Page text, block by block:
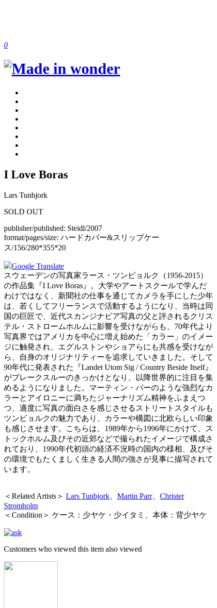
0
I Love Boras
Lars Tunbjork
SOLD OUT
publisher/published: Steidl/2007
format/pages/size: ハードカバー&スリップケー
ス/156/280*355*20
Google Translate
スウェーデンの写真家ラース・ツンビョルク（1956-2015）
の作品集『I Love Boras』。大学やアートスクールで学んだ
わけではなく、新聞社の仕事を通じてカメラを手にした少年
は、若くしてフリーランスで活動するようになり、当時は同
国の巨匠で、近代スカンジナビア写真の父と評されるクリス
テル・ストロームホルムに影響を受けながらも、70年代より
写真界ではアメリカを中心に増え始めた「カラー」のイメー
ジに触発され、エグルストンやショアらにも共感を受けなが
ら、自身のオリジナリティーを追求していきました。そして
90年代に発表された『Landet Utom Sig / Country Beside Itself』
がブレークスルーのきっかけとなり、以降世界的に注目を集
めるようになりました。マーティン・パーのような強烈なカ
ラーとアイロニーに満ちたジャーナリズム精神をふまえつ
つ、適度に写真の面白さを感じさせるストリートスタイルも
ツンビョルクの魅力であり、カラーや構図に北欧らしい印象
も感じさせます。こちらは、1989年から1996年にかけて、ス
トックホルム及びその近郊などで撮られたイメージで構成さ
れており、1990年代初頭の経済不況時の国内の様相、及びそ
の環境でもたくましく生きる人間の強さが見事に描写されて
います。
＜Related Artists＞ Lars Tunbjork Martin Parr、 Christer
Stromholm
＜Condition＞ ケース：少ヤケ・少イタミ、本体：背少ヤケ
Customers who viewed this item also viewed